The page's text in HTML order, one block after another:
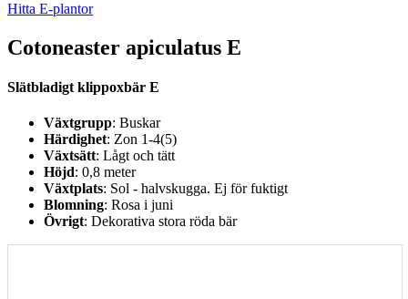
Hitta E-plantor
Cotoneaster apiculatus E
Slätbladigt klippoxbär E
Växtgrupp: Buskar
Härdighet: Zon 1-4(5)
Växtsätt: Lågt och tätt
Höjd: 0,8 meter
Växtplats: Sol - halvskugga. Ej för fuktigt
Blomning: Rosa i juni
Övrigt: Dekorativa stora röda bär